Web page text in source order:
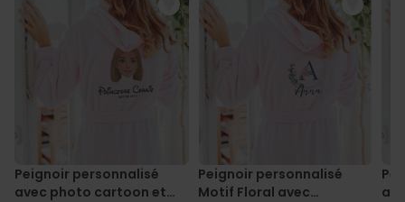
Peignoir personnalisé
avec photo cartoon et
Peignoir personnalisé
Motif Floral avec